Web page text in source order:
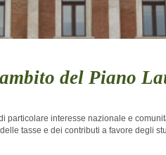
del Piano
interesse nazionale e
tasse e dei contributi a favore degli